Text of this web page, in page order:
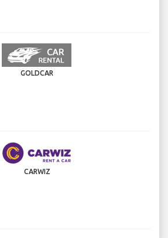
GOLDCAR
CARWIZ